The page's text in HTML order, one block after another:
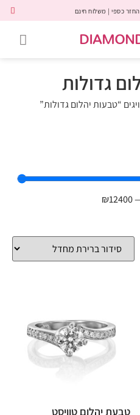
גדולות
“טבעות יהלום גדולות”
₪12400
טבעת יהלום טוויסט